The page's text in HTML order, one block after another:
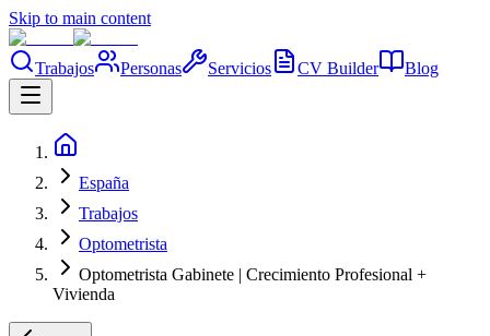
Skip to main content
Trabajos Personas Servicios CV Builder Blog
España
Trabajos
Optometrista
Optometrista Gabinete | Crecimiento Profesional +
Vivienda